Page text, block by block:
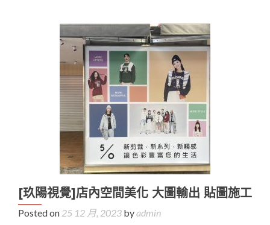
[玖陽視覺]店內空間美化 大圖輸出 貼圖施工
Posted on 25 12 月, 2023 byadmin